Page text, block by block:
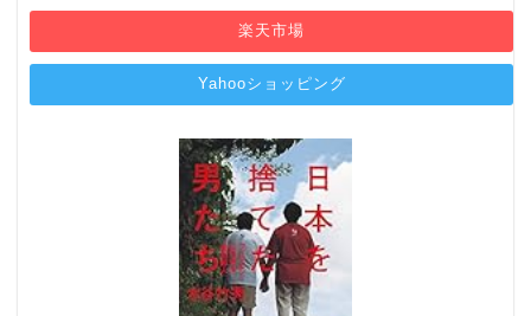
楽天市場
Yahooショッピング